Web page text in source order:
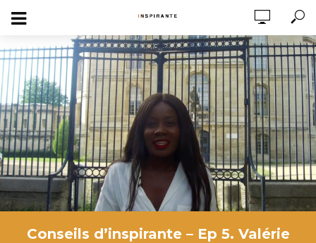
Conseils d’inspirante – Ep 5. Valérie